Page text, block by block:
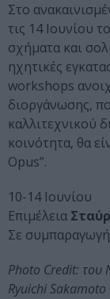
Στο
τις 14 Ιουνίου
σχήματα και
ηχητικές
workshops
διοργάνωσης,
καλλιτεχνικού
κοινότητα, θα
Opus”.
10-14 Ιουνίου
Επιμέλεια
Σε
Photo Credit: του
Ryuichi